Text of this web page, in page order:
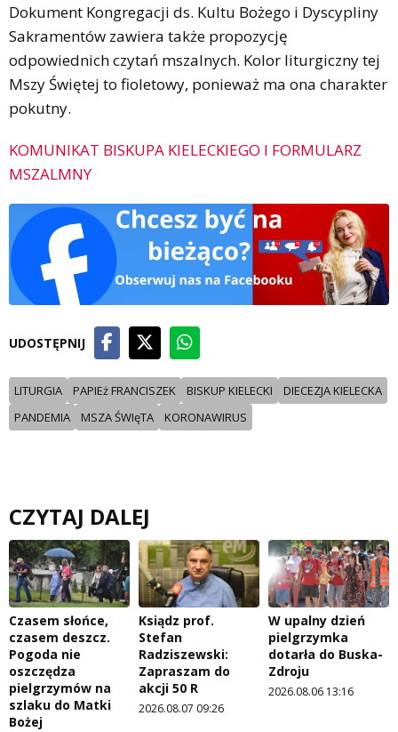
Dokument Kongregacji ds. Kultu Bożego i Dyscypliny
Sakramentów zawiera także propozycję
odpowiednich czytań mszalnych. Kolor liturgiczny tej
Mszy Świętej to fioletowy, ponieważ ma ona charakter
pokutny.
KOMUNIKAT BISKUPA KIELECKIEGO I FORMULARZ
MSZALMNY
UDOSTĘPNIJ
LITURGIA PAPIEż FRANCISZEK BISKUP KIELECKI
DIECEZJA KIELECKA
PANDEMIA
MSZA ŚWIęTA KORONAWIRUS
CZYTAJ DALEJ
Czasem słońce,
czasem deszcz.
Pogoda nie
oszczędza
pielgrzymów na
szlaku do Matki
Bożej
Ksiądz prof.
Stefan
Radziszewski:
Zapraszam do
akcji 50 R
2026.08.07 09:26
W upalny dzień
pielgrzymka
dotarła do Buska-
Zdroju
2026.08.06 13:16